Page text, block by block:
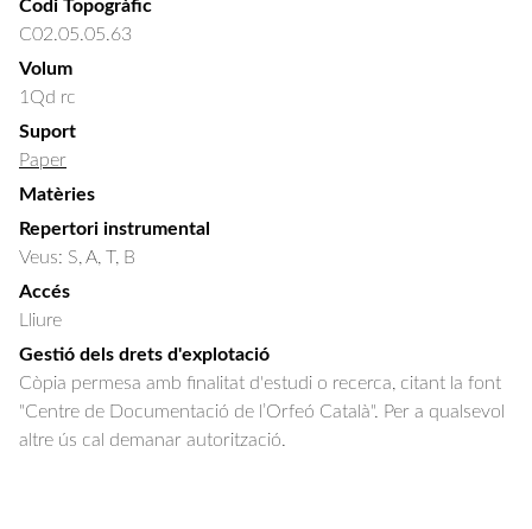
Codi Topogràfic
C02.05.05.63
Volum
1Qd rc
Suport
Paper
Matèries
Repertori instrumental
Veus: S, A, T, B
Accés
Lliure
Gestió dels drets d'explotació
Còpia permesa amb finalitat d'estudi o recerca, citant la font
"Centre de Documentació de l’Orfeó Català". Per a qualsevol
altre ús cal demanar autorització.